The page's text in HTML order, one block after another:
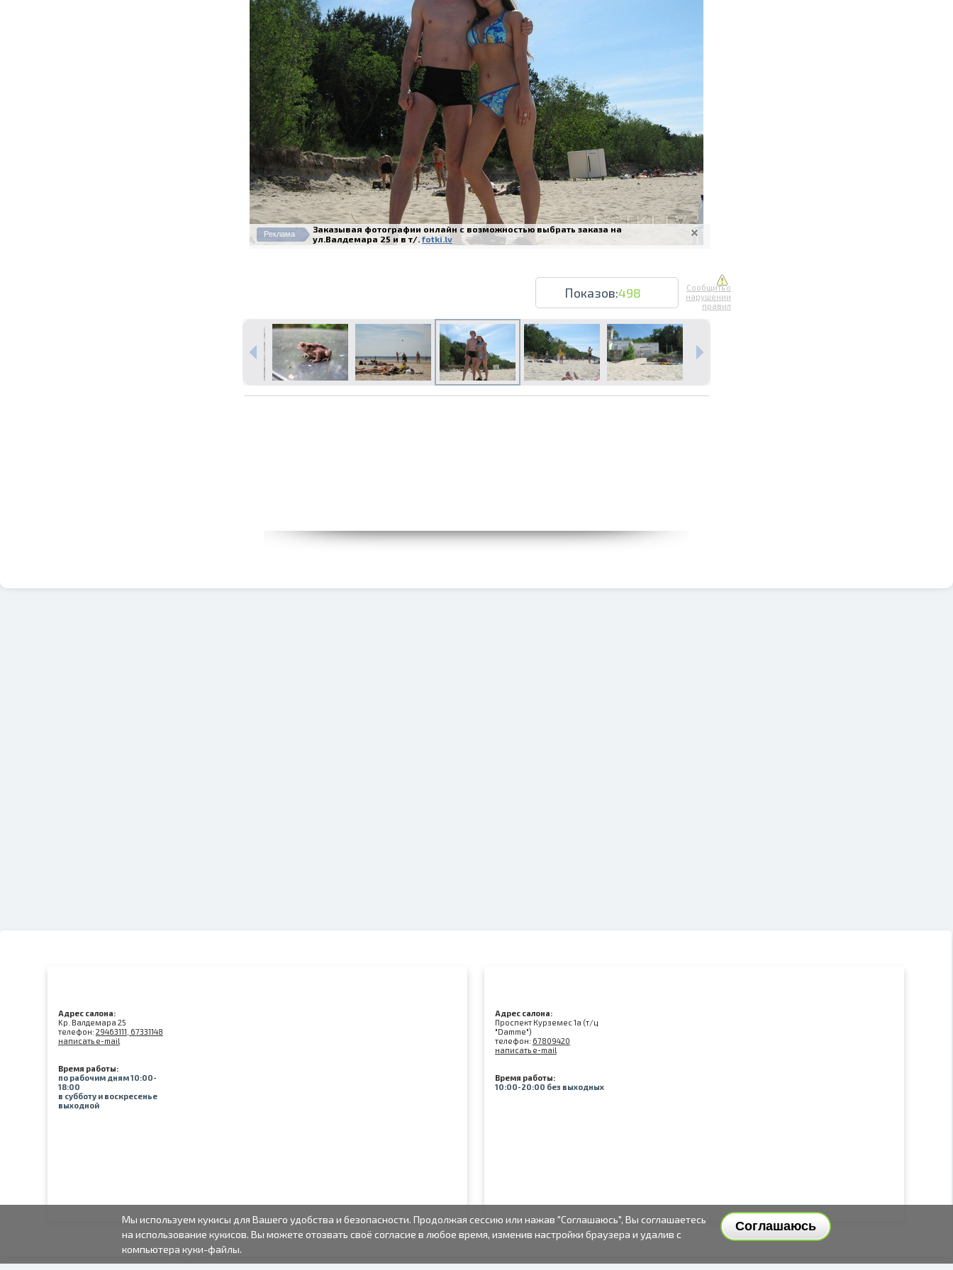
Печать в течение 1 часа в Риге – закажите онлайн
Различные форматы и виды бумаги для ваших фотографий
Доставка по всей Латвии или самовывоз
Реклама
Заказывая фотографии онлайн с возможностью выбрать заказа на
ул.Валдемара 25 и в т/. fotki.lv
Показов:498
Сообщить о
нарушении
правил
Адрес салона:
Kр. Валдемара 25
телефон: 29463111, 67331148
написать e-mail
Время работы:
по рабочим дням 10:00-
18:00
в субботу и воскресенье
выходной
Адрес салона:
Проспект Курземес 1а (т/ц
"Damme")
телефон: 67809420
написать e-mail
Время работы:
10:00-20:00 без выходных
Соглашаюсь
Мы используем кукисы для Вашего удобства и безопасности. Продолжая сессию или нажав "Соглашаюсь", Вы соглашаетесь
на использование кукисов. Вы можете отозвать своё согласие в любое время, изменив настройки браузера и удалив с
компьютера куки-файлы.